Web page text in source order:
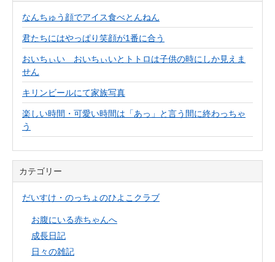
なんちゅう顔でアイス食べとんねん
君たちにはやっぱり笑顔が1番に合う
おいちぃい おいちぃいとトトロは子供の時にしか見えま
せん
キリンビールにて家族写真
楽しい時間・可愛い時間は「あっ」と言う間に終わっちゃ
う
カテゴリー
だいすけ・のっちょのひよこクラブ
お腹にいる赤ちゃんへ
成長日記
日々の雑記